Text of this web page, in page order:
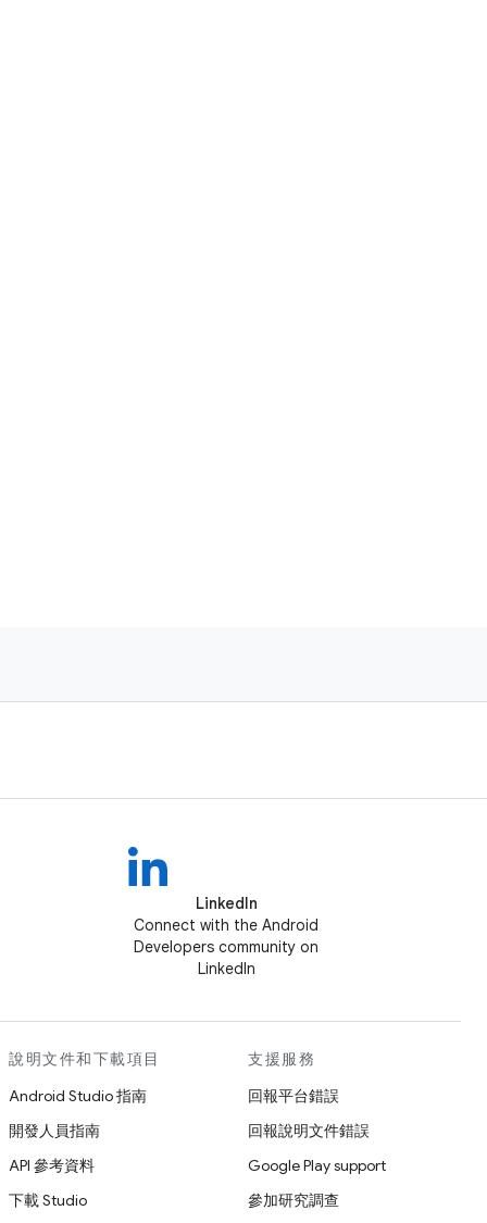
LinkedIn
Connect with the Android
Developers community on
LinkedIn
說明文件和下載項目
Android Studio 指南
開發人員指南
API 參考資料
下載 Studio
支援服務
回報平台錯誤
回報說明文件錯誤
Google Play support
參加研究調查